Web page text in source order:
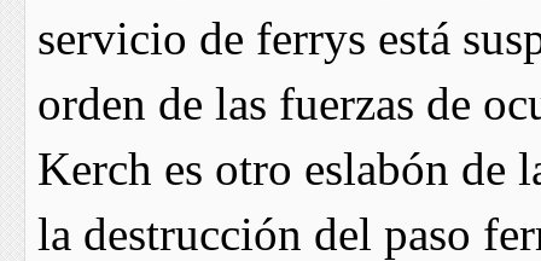
servicio de ferrys está
orden de las fuerzas de
Kerch es otro eslabón de
la destrucción del paso